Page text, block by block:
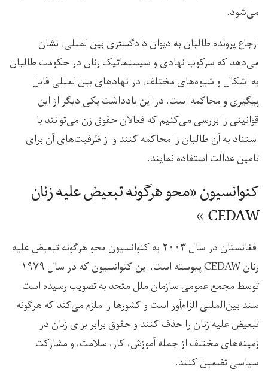
می‌شود.
ارجاع پرونده طالبان به دیوان دادگستری بین‌المللی، نشان
می‌دهد که سرکوب نهادی و سیستماتیک زنان در حکومت طالبان
به اشکال و شیوه‌های مختلف، در نهادهای بین‌المللی قابل
پیگیری و محاکمه است. در این یادداشت یکی دیگر از این
قوانینی را بررسی می‌کنیم که فعالان حقوق زن می‌توانند با
استناد به آن طالبان را محاکمه کنند و از ظرفیت‌های آن برای
تامین عدالت استفاده نمایند.
کنوانسیون «محو هرگونه تبعیض علیه زنان
CEDAW »
افغانستان در سال ۲۰۰۳ به کنوانسیون محو هرگونه تبعیض علیه
زنان CEDAW پیوسته است. این کنوانسیون که در سال ۱۹۷۹
توسط مجمع عمومی سازمان ملل متحد به تصویب رسیده است
سند بین‌المللی الزام‌آور است و کشورها را ملزم می‌کند که هرگونه
تبعیض علیه زنان را حذف کنند و حقوق برابر برای زنان در
زمینه‌های مختلف از جمله آموزش، کار، سلامت، و مشارکت
سیاسی تضمین کنند.